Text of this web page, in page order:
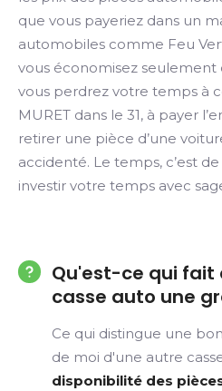
que vous payeriez dans un
automobiles comme Feu
vous économisez seulement
vous perdrez votre temps à
MURET dans le 31, à payer
retirer une pièce d’une
accidenté. Le temps, c’est
investir votre temps avec
Qu'est-ce qui fait
casse auto une
Ce qui distingue une
de moi d'une autre
disponibilité des